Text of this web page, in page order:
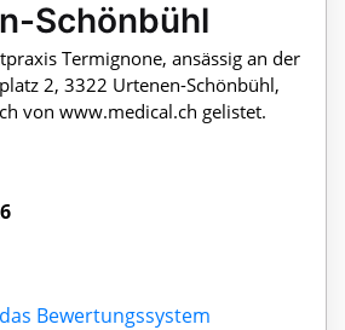
Schönbühl
Termignone, ansässig an der
2, 3322 Urtenen-Schönbühl,
von www.medical.ch gelistet.
Bewertungssystem